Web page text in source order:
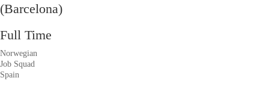
(Barcelona)
Full Time
Norwegian
Job Squad
Spain